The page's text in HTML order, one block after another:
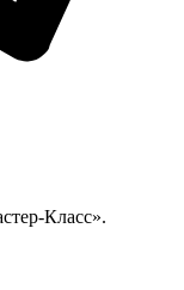
Класс».